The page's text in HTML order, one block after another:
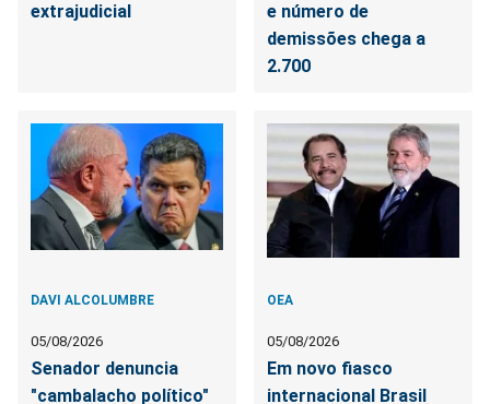
extrajudicial
e número de
demissões chega a
2.700
DAVI ALCOLUMBRE
05/08/2026
Senador denuncia
"cambalacho político"
OEA
05/08/2026
Em novo fiasco
internacional Brasil